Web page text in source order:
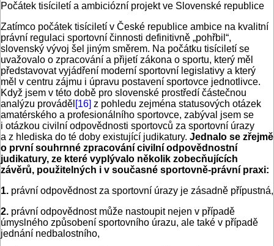
Počátek tisíciletí a ambiciózní projekt ve Slovenské republice
Zatímco počátek tisíciletí v České republice ambice na kvalitní
právní regulaci sportovní činnosti definitivně „pohřbil“,
slovenský vývoj šel jiným směrem. Na počátku tisíciletí se
uvažovalo o zpracování a přijetí zákona o sportu, který měl
představovat vyjádření moderní sportovní legislativy a který
měl v centru zájmu i úpravu postavení sportovce jednotlivce.
Když jsem v této době pro slovenské prostředí částečnou
analýzu prováděl [16] z pohledu zejména statusových otázek
amatérského a profesionálního sportovce, zabýval jsem se
i otázkou civilní odpovědnosti sportovců za sportovní úrazy
a z hlediska do té doby existující judikatury. Jednalo se zřejmě
o první souhrnné zpracování civilní odpovědnostní
judikatury, ze které vyplývalo několik zobecňujících
závěrů, použitelných i v současné sportovně-právní praxi:
1. právní odpovědnost za sportovní úrazy je zásadně přípustná,
2. právní odpovědnost může nastoupit nejen v případě
úmyslného způsobení sportovního úrazu, ale také v případě
jednání nedbalostního,